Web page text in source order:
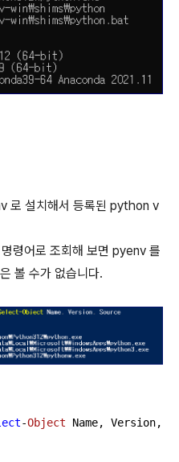
로 설치해서 등록된 python v
령어로 조회해 보면 pyenv 를
볼 수가 없습니다.
-Object Name, Version,